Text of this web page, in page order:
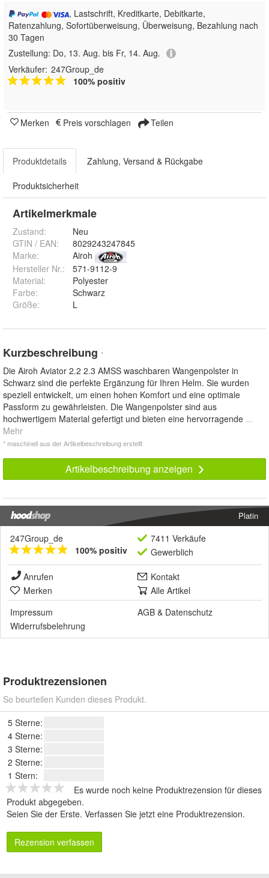
, Lastschrift, Kreditkarte, Debitkarte,
Ratenzahlung, Sofortüberweisung, Überweisung, Bezahlung nach
30 Tagen
Zustellung: Do, 13. Aug. bis Fr, 14. Aug.
Verkäufer: 247Group_de
100% positiv
Merken Preis vorschlagen Teilen
Produktdetails Zahlung, Versand & Rückgabe
Produktsicherheit
Artikelmerkmale
Zustand:
Neu
GTIN / EAN:
8029243247845
Marke:
Airoh
Hersteller Nr.:
571-9112-9
Material:
Polyester
Farbe:
Schwarz
Größe: L
Kurzbeschreibung *
Die Airoh Aviator 2.2 2.3 AMSS waschbaren Wangenpolster in
Schwarz sind die perfekte Ergänzung für Ihren Helm. Sie wurden
speziell entwickelt, um einen hohen Komfort und eine optimale
Passform zu gewährleisten. Die Wangenpolster sind aus
hochwertigem Material gefertigt und bieten eine hervorragende ...
Mehr
* maschinell aus der Artikelbeschreibung erstellt
Artikelbeschreibung anzeigen
Platin
247Group_de
100% positiv
7411 Verkäufe
Gewerblich
Anrufen
Kontakt
Merken
Alle Artikel
Impressum
AGB & Datenschutz
Widerrufsbelehrung
Produktrezensionen
So beurteilen Kunden dieses Produkt.
5 Sterne:
4 Sterne:
3 Sterne:
2 Sterne:
1 Stern:
Es wurde noch keine Produktrezension für dieses
Produkt abgegeben.
Seien Sie der Erste. Verfassen Sie jetzt eine Produktrezension.
Rezension verfassen